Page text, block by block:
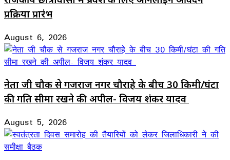
प्रक्रिया प्रारंभ
August 6, 2026
नेता जी चौक से गजराज नगर चौराहे के बीच 30 किमी/घंटा
की गति सीमा रखने की अपील- विजय शंकर यादव
August 5, 2026